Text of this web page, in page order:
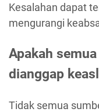
Kesalahan dapat
mengurangi
Apakah
dianggap
Tidak semua